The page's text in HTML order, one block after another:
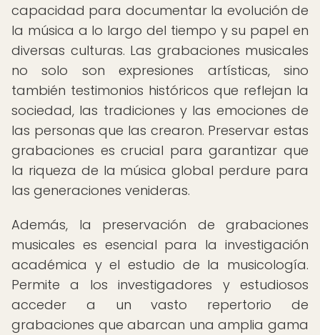
capacidad para documentar la evolución de
la música a lo largo del tiempo y su papel en
diversas culturas. Las grabaciones musicales
no solo son expresiones artísticas, sino
también testimonios históricos que reflejan la
sociedad, las tradiciones y las emociones de
las personas que las crearon. Preservar estas
grabaciones es crucial para garantizar que
la riqueza de la música global perdure para
las generaciones venideras.
Además, la preservación de grabaciones
musicales es esencial para la investigación
académica y el estudio de la musicología.
Permite a los investigadores y estudiosos
acceder a un vasto repertorio de
grabaciones que abarcan una amplia gama